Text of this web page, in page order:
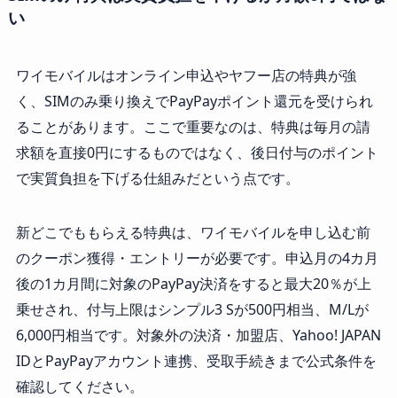
い
ワイモバイルはオンライン申込やヤフー店の特典が強
く、SIMのみ乗り換えでPayPayポイント還元を受けられ
ることがあります。ここで重要なのは、特典は毎月の請
求額を直接0円にするものではなく、後日付与のポイント
で実質負担を下げる仕組みだという点です。
新どこでももらえる特典は、ワイモバイルを申し込む前
のクーポン獲得・エントリーが必要です。申込月の4カ月
後の1カ月間に対象のPayPay決済をすると最大20％が上
乗せされ、付与上限はシンプル3 Sが500円相当、M/Lが
6,000円相当です。対象外の決済・加盟店、Yahoo! JAPAN
IDとPayPayアカウント連携、受取手続きまで公式条件を
確認してください。